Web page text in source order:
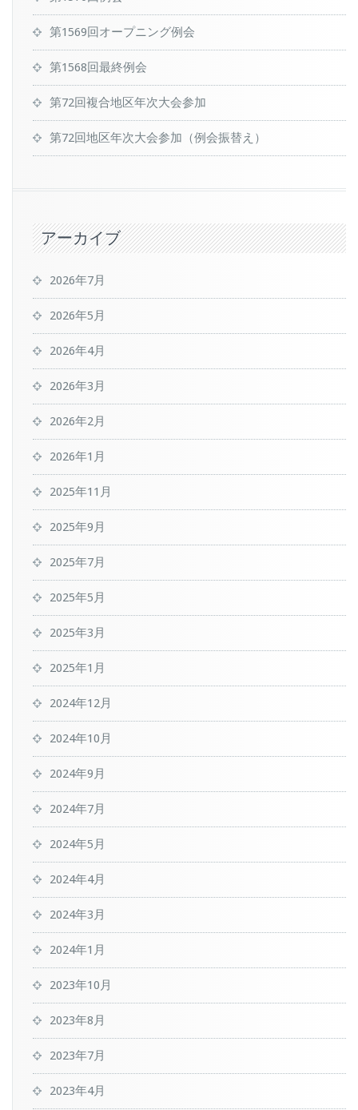
第1569回オープニング例会
第1568回最終例会
第72回複合地区年次大会参加
第72回地区年次大会参加（例会振替え）
アーカイブ
2026年7月
2026年5月
2026年4月
2026年3月
2026年2月
2026年1月
2025年11月
2025年9月
2025年7月
2025年5月
2025年3月
2025年1月
2024年12月
2024年10月
2024年9月
2024年7月
2024年5月
2024年4月
2024年3月
2024年1月
2023年10月
2023年8月
2023年7月
2023年4月